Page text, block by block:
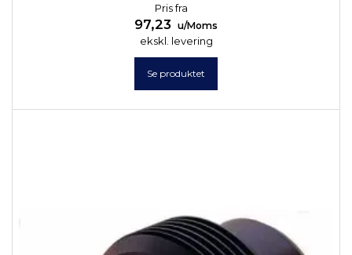
Pris fra
97,23 u/Moms
ekskl. levering
Se produktet